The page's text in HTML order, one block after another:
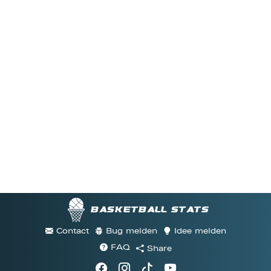
Basketball stats
Contact Bug melden
Idee melden
FAQ
Share